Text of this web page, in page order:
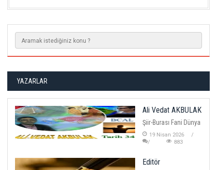
YAZARLAR
Ali Vedat AKBULAK
Şiir-Burası Fani Dünya
19 Nisan 2026
883
Editör